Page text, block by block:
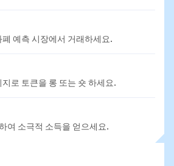
예측 시장에서 거래하세요.
로 토큰을 롱 또는 숏 하세요.
여 소극적 소득을 얻으세요.